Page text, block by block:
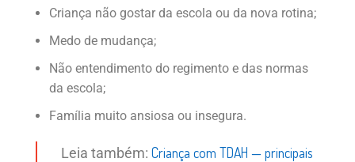
Criança não gostar da escola ou da nova rotina;
Medo de mudança;
Não entendimento do regimento e das normas
da escola;
Família muito ansiosa ou insegura.
Leia também: Criança com TDAH — principais